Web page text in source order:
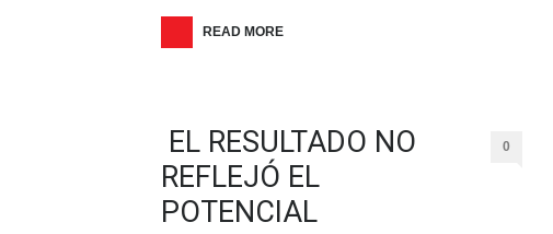
READ MORE
EL RESULTADO NO
REFLEJÓ EL
POTENCIAL
0